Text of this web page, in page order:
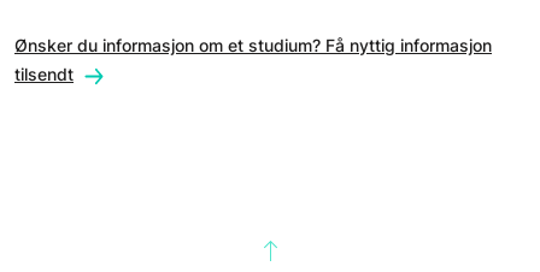
Ønsker du informasjon om et studium? Få nyttig informasjon
tilsendt